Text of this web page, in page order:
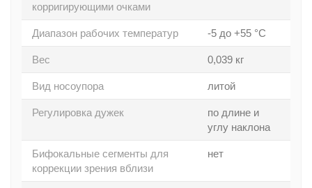
корригирующими очками
Диапазон рабочих температур -5 до +55 °С
Вес 0,039 кг
Вид носоупора литой
Регулировка дужек
по длине и
углу наклона
Бифокальные сегменты для
коррекции зрения вблизи
нет